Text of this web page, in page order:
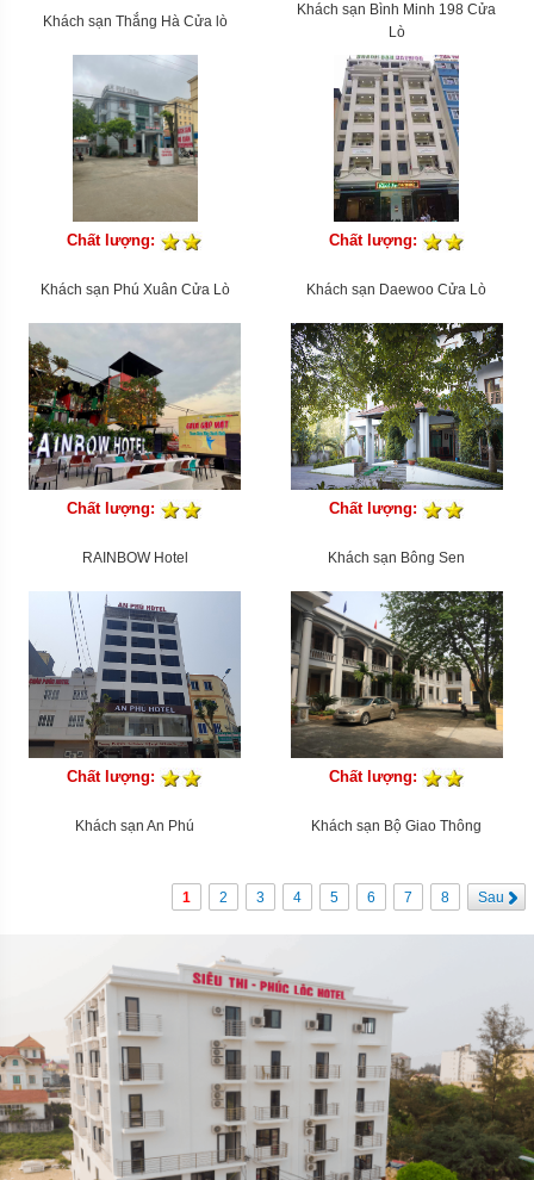
Khách sạn Thắng Hà Cửa lò
Khách sạn Bình Minh 198 Cửa
Lò
Chất lượng:
Khách sạn Phú Xuân Cửa Lò
Chất lượng:
Khách sạn Daewoo Cửa Lò
Chất lượng:
RAINBOW Hotel
Chất lượng:
Khách sạn Bông Sen
Chất lượng:
Khách sạn An Phú
Chất lượng:
Khách sạn Bộ Giao Thông
1 2 3 4 5 6 7 8 Sau